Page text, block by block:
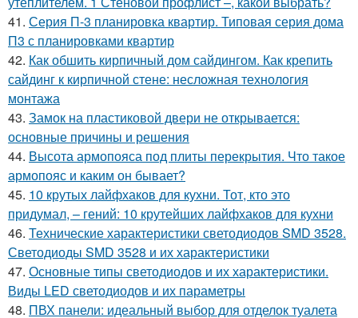
41. Серия П-3 планировка квартир. Типовая серия дома
П3 с планировками квартир
42. Как обшить кирпичный дом сайдингом. Как крепить
сайдинг к кирпичной стене: несложная технология
монтажа
43. Замок на пластиковой двери не открывается:
основные причины и решения
44. Высота армопояса под плиты перекрытия. Что такое
армопояс и каким он бывает?
45. 10 крутых лайфхаков для кухни. Тот, кто это
придумал, – гений: 10 крутейших лайфхаков для кухни
46. Технические характеристики светодиодов SMD 3528.
Светодиоды SMD 3528 и их характеристики
47. Основные типы светодиодов и их характеристики.
Виды LED светодиодов и их параметры
48. ПВХ панели: идеальный выбор для отделок туалета